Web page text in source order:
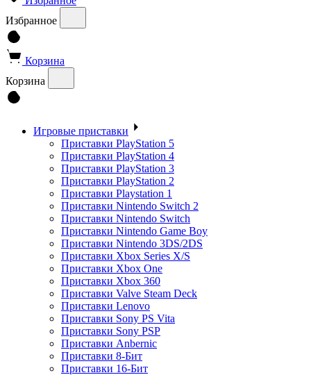
Избранное
Корзина
Корзина
Игровые приставки
Приставки PlayStation 5
Приставки PlayStation 4
Приставки PlayStation 3
Приставки PlayStation 2
Приставки Playstation 1
Приставки Nintendo Switch 2
Приставки Nintendo Switch
Приставки Nintendo Game Boy
Приставки Nintendo 3DS/2DS
Приставки Xbox Series X/S
Приставки Xbox One
Приставки Xbox 360
Приставки Valve Steam Deck
Приставки Lenovo
Приставки Sony PS Vita
Приставки Sony PSP
Приставки Anbernic
Приставки 8-Бит
Приставки 16-Бит